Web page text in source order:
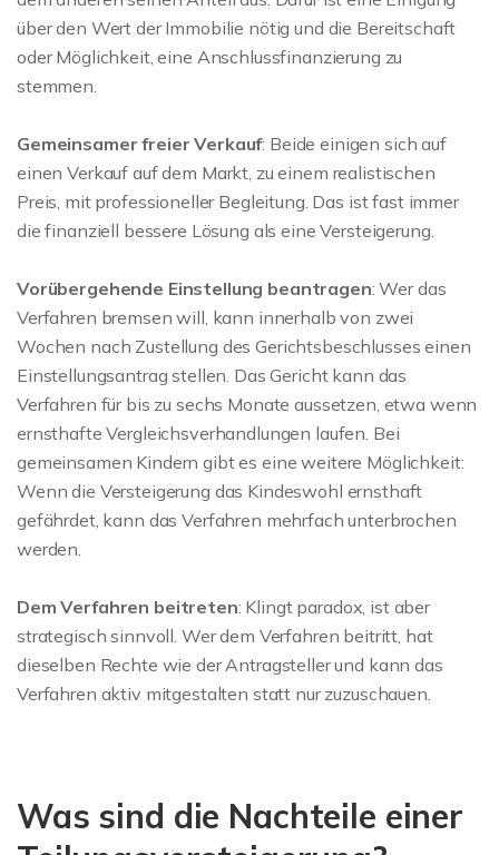
über den Wert der Immobilie nötig und die Bereitschaft
oder Möglichkeit, eine Anschlussfinanzierung zu
stemmen.
Gemeinsamer freier Verkauf: Beide einigen sich auf
einen Verkauf auf dem Markt, zu einem realistischen
Preis, mit professioneller Begleitung. Das ist fast immer
die finanziell bessere Lösung als eine Versteigerung.
Vorübergehende Einstellung beantragen: Wer das
Verfahren bremsen will, kann innerhalb von zwei
Wochen nach Zustellung des Gerichtsbeschlusses einen
Einstellungsantrag stellen. Das Gericht kann das
Verfahren für bis zu sechs Monate aussetzen, etwa wenn
ernsthafte Vergleichsverhandlungen laufen. Bei
gemeinsamen Kindern gibt es eine weitere Möglichkeit:
Wenn die Versteigerung das Kindeswohl ernsthaft
gefährdet, kann das Verfahren mehrfach unterbrochen
werden.
Dem Verfahren beitreten: Klingt paradox, ist aber
strategisch sinnvoll. Wer dem Verfahren beitritt, hat
dieselben Rechte wie der Antragsteller und kann das
Verfahren aktiv mitgestalten statt nur zuzuschauen.
Was sind die Nachteile einer